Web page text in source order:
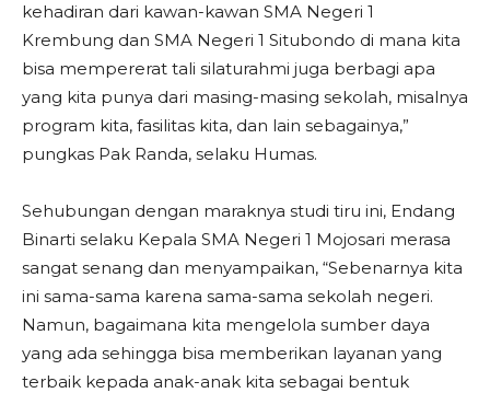
kehadiran dari kawan-kawan SMA Negeri 1
Krembung dan SMA Negeri 1 Situbondo di mana kita
bisa mempererat tali silaturahmi juga berbagi apa
yang kita punya dari masing-masing sekolah, misalnya
program kita, fasilitas kita, dan lain sebagainya,”
pungkas Pak Randa, selaku Humas.
Sehubungan dengan maraknya studi tiru ini, Endang
Binarti selaku Kepala SMA Negeri 1 Mojosari merasa
sangat senang dan menyampaikan, “Sebenarnya kita
ini sama-sama karena sama-sama sekolah negeri.
Namun, bagaimana kita mengelola sumber daya
yang ada sehingga bisa memberikan layanan yang
terbaik kepada anak-anak kita sebagai bentuk